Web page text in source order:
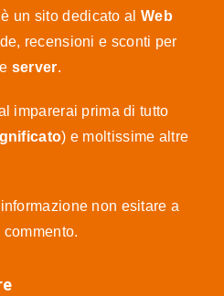
è un sito dedicato al Web
recensioni e sconti per
server.
imparerai prima di tutto
) e moltissime altre
non esitare a